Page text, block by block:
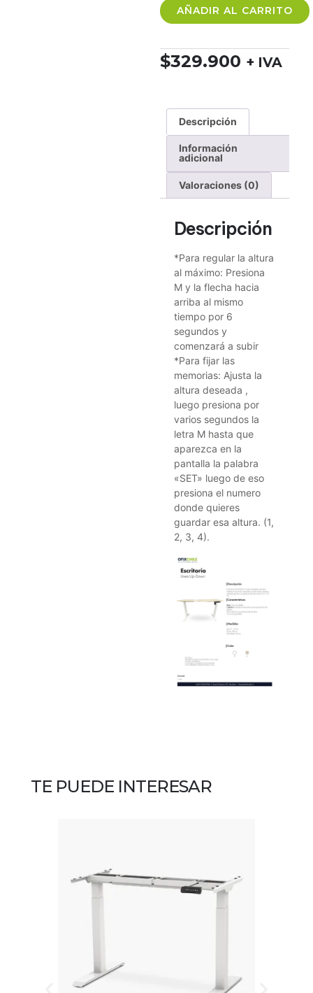
AÑADIR AL CARRITO
$329.900 + IVA
Descripción
Información
adicional
Valoraciones (0)
Descripción
*Para regular la altura
al máximo: Presiona
M y la flecha hacia
arriba al mismo
tiempo por 6
segundos y
comenzará a subir
*Para fijar las
memorias: Ajusta la
altura deseada ,
luego presiona por
varios segundos la
letra M hasta que
aparezca en la
pantalla la palabra
«SET» luego de eso
presiona el numero
donde quieres
guardar esa altura. (1,
2, 3, 4).
TE PUEDE INTERESAR